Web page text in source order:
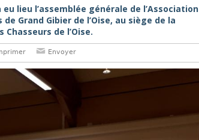
lieu l’assemblée générale de l’Association
Grand Gibier de l’Oise, au siège de la
de l’Oise.
Envoyer